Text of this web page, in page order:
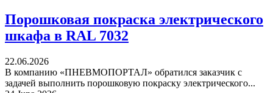
Порошковая покраска электрического
шкафа в RAL 7032
22.06.2026
В компанию «ПНЕВМОПОРТАЛ» обратился заказчик с
задачей выполнить порошковую покраску электрического...